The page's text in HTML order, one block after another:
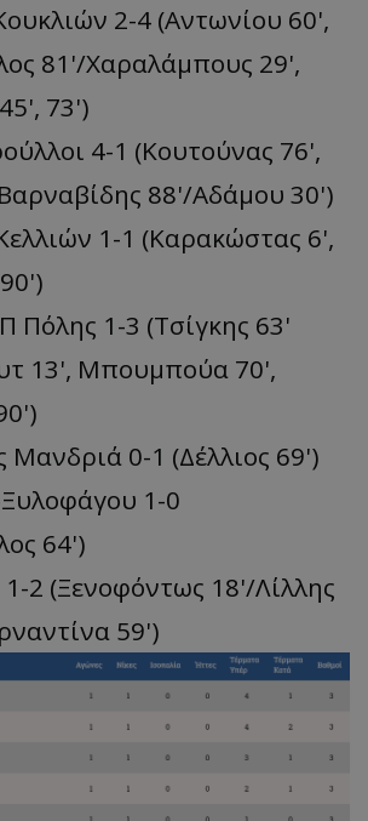
2-4 (Αντωνίου 60',
81'/Χαραλάμπους 29',
73')
4-1 (Κουτούνας 76',
88'/Αδάμου 30')
1-1 (Καρακώστας 6',
1-3 (Τσίγκης 63'
13', Μπουμπούα 70',
0-1 (Δέλλιος 69')
1-0
64')
2 (Ξενοφόντως 18'/Λίλλης
59')